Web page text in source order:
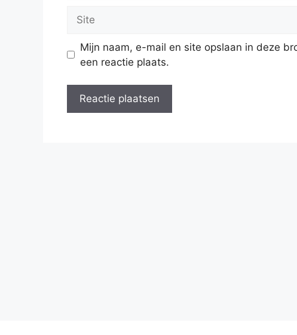
Mijn naam, e-mail en site opslaan in deze
een reactie plaats.